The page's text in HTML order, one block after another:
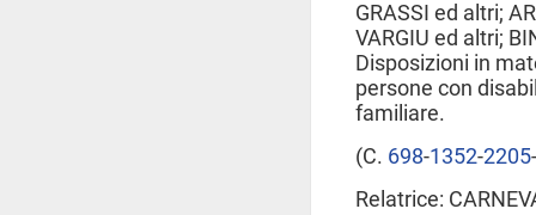
GRASSI ed altri;
VARGIU ed altri;
Disposizioni in
persone con
familiare.
(C. 698​-1352​-2205​-
Relatrice: